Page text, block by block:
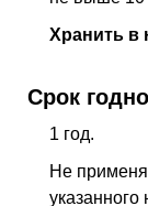
Хранить в
Срок
1 год.
Не
указанного